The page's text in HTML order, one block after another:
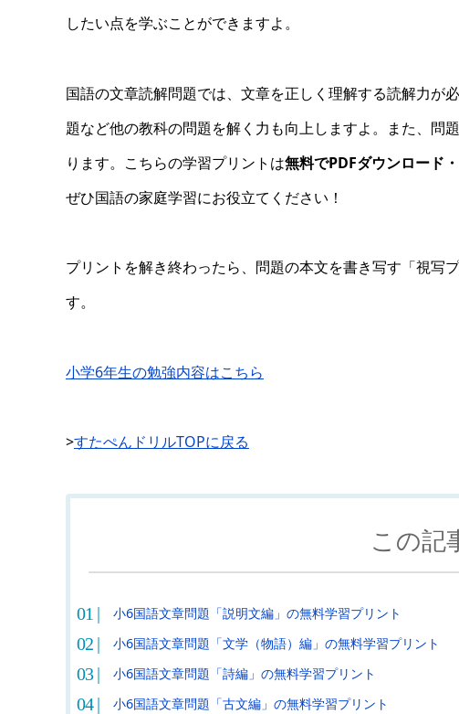
したい点を学ぶことができますよ。
国語の文章読解問題では、文章を正しく理解する読解力が
題など他の教科の問題を解く力も向上しますよ。また、問
ります。こちらの学習プリントは無料でPDFダウンロード
ぜひ国語の家庭学習にお役立てください！
プリントを解き終わったら、問題の本文を書き写す「視写
す。
小学6年生の勉強内容はこちら
>すたぺんドリルTOPに戻る
この記
小6国語文章問題「説明文編」の無料学習プリント
小6国語文章問題「文学（物語）編」の無料学習プリント
小6国語文章問題「詩編」の無料学習プリント
小6国語文章問題「古文編」の無料学習プリント